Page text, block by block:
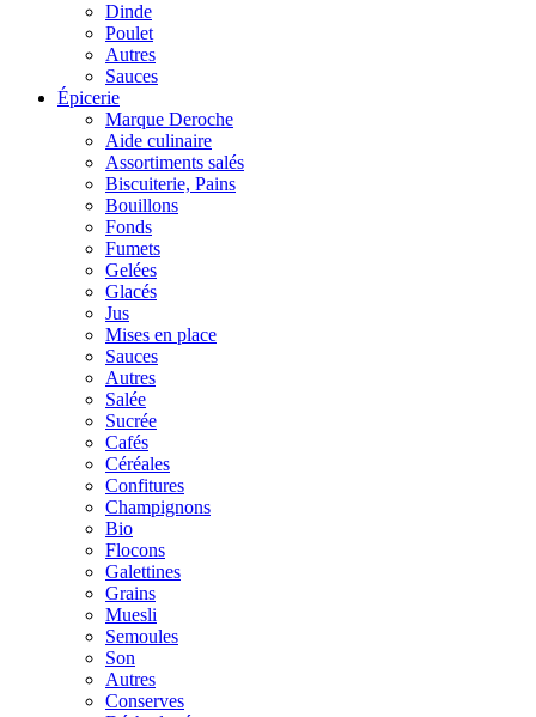
Dinde
Poulet
Autres
Sauces
Épicerie
Marque Deroche
Aide culinaire
Assortiments salés
Biscuiterie, Pains
Bouillons
Fonds
Fumets
Gelées
Glacés
Jus
Mises en place
Sauces
Autres
Salée
Sucrée
Cafés
Céréales
Confitures
Champignons
Bio
Flocons
Galettines
Grains
Muesli
Semoules
Son
Autres
Conserves